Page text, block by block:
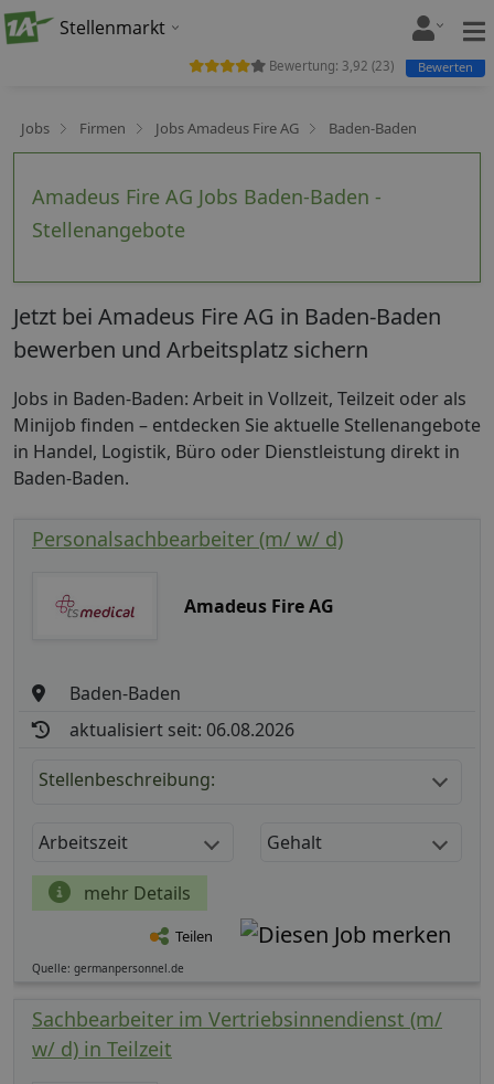
Stellenmarkt
Jobs Firmen Jobs Amadeus Fire AG Baden-Baden
Amadeus Fire AG Jobs Baden-Baden -
Stellenangebote
Bewertung: 3,92 (23) Bewerten
Jetzt bei Amadeus Fire AG in Baden-Baden
bewerben und Arbeitsplatz sichern
Jobs in Baden-Baden: Arbeit in Vollzeit, Teilzeit oder als
Minijob finden – entdecken Sie aktuelle Stellenangebote
in Handel, Logistik, Büro oder Dienstleistung direkt in
Baden-Baden.
Personalsachbearbeiter (m/ w/ d)
Amadeus Fire AG
Baden-Baden
aktualisiert seit: 06.08.2026
Stellenbeschreibung:
Arbeitszeit Gehalt
mehr Details
Teilen
Quelle: germanpersonnel.de
Sachbearbeiter im Vertriebsinnendienst (m/
w/ d) in Teilzeit